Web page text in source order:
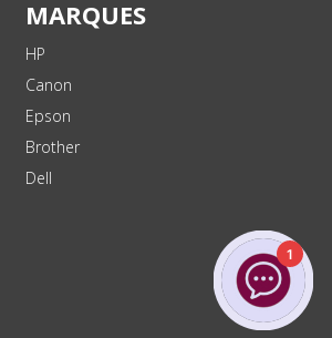
MARQUES
HP
Canon
Epson
Brother
Dell
1